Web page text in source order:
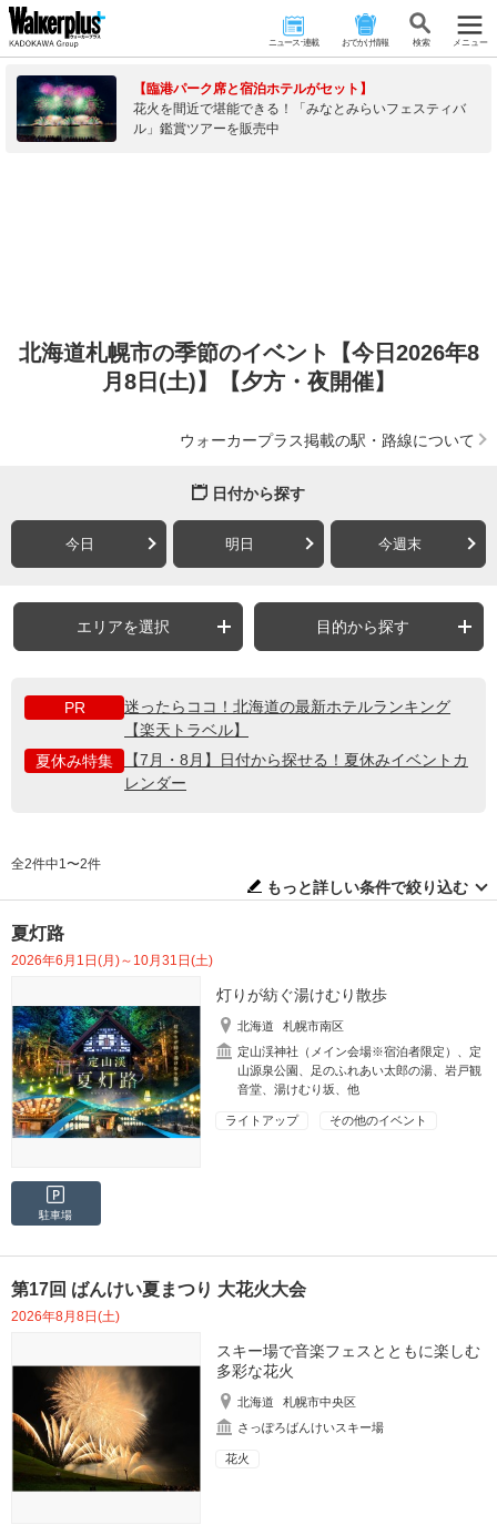
ニュース･連載 おでかけ情報 検 索 メニュー
【臨港パーク席と宿泊ホテルがセット】
花火を間近で堪能できる！「みなとみらいフェスティバ
ル」鑑賞ツアーを販売中
北海道札幌市の季節のイベント【今日2026年8
月8日(土)】【夕方・夜開催】
ウォーカープラス掲載の駅・路線について
日付から探す
今日 明日 今週末
エリアを選択 目的から探す
PR
迷ったらココ！北海道の最新ホテルランキング
【楽天トラベル】
夏休み特集
【7月・8月】日付から探せる！夏休みイベントカ
レンダー
全2件中1〜2件
もっと詳しい条件で絞り込む
夏灯路
2026年6月1日(月)～10月31日(土)
灯りが紡ぐ湯けむり散歩
北海道
札幌市南区
定山渓神社（メイン会場※宿泊者限定）、定
山源泉公園、足のふれあい太郎の湯、岩戸観
音堂、湯けむり坂、他
ライトアップ その他のイベント
駐車場
第17回 ばんけい夏まつり 大花火大会
2026年8月8日(土)
スキー場で音楽フェスとともに楽しむ
多彩な花火
北海道
札幌市中央区
さっぽろばんけいスキー場
花火